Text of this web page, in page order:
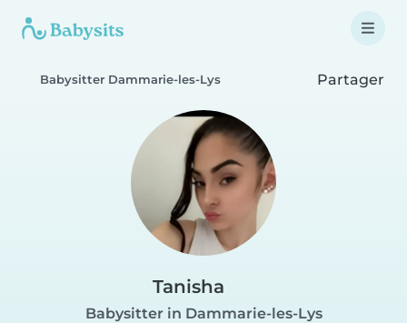
Babysitter Dammarie-les-Lys Partager
Tanisha
Babysitter in Dammarie-les-Lys